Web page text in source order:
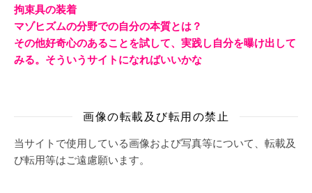
拘束具の装着
マゾヒズムの分野での自分の本質とは？
その他好奇心のあることを試して、実践し自分を曝け出して
みる。そういうサイトになればいいかな
画像の転載及び転用の禁止
当サイトで使用している画像および写真等について、転載及
び転用等はご遠慮願います。